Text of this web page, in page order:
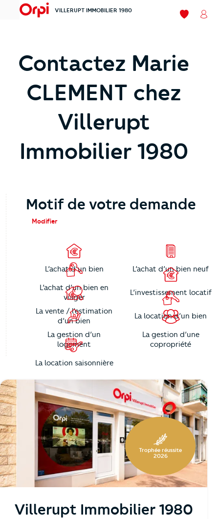
menu VILLERUPT IMMOBILIER 1980 Mes
Contactez Marie
CLEMENT chez
Villerupt
Immobilier 1980
Motif de votre demande
Modifier
L’achat d’un bien L’achat d’un bien neuf
L’achat d’un bien en
viager
L’investissement locatif
La vente / l’estimation
d’un bien
La location d’un bien
La gestion d’un
logement
La gestion d’une
copropriété
La location saisonnière
https://cutjhqvjma.cloudimg.io/_prod_/telemaque/
Villerupt Immobilier 1980
Trophée réussite
2026